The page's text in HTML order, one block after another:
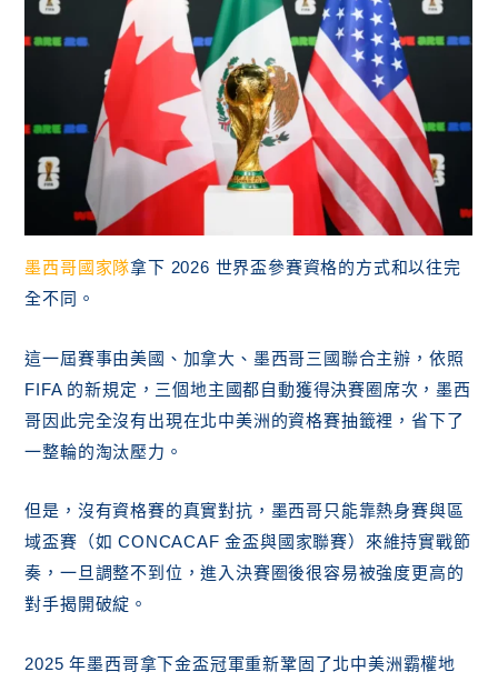
墨西哥國家隊拿下 2026 世界盃參賽資格的方式和以往完
全不同。
這一屆賽事由美國、加拿大、墨西哥三國聯合主辦，依照
FIFA 的新規定，三個地主國都自動獲得決賽圈席次，墨西
哥因此完全沒有出現在北中美洲的資格賽抽籤裡，省下了
一整輪的淘汰壓力。
但是，沒有資格賽的真實對抗，墨西哥只能靠熱身賽與區
域盃賽（如 CONCACAF 金盃與國家聯賽）來維持實戰節
奏，一旦調整不到位，進入決賽圈後很容易被強度更高的
對手揭開破綻。
2025 年墨西哥拿下金盃冠軍重新鞏固了北中美洲霸權地